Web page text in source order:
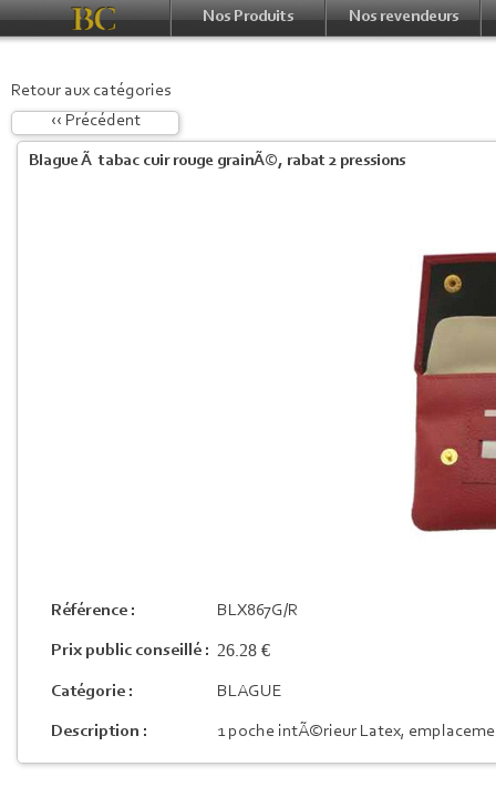
Nos Produits Nos revendeurs
Retour aux catégories
‹‹ Précédent
Blague Ã tabac cuir rouge grainÃ©, rabat 2 pressions
Référence : BLX867G/R
Prix public conseillé : 26.28 €
Catégorie : BLAGUE
Description : 1 poche intÃ©rieur Latex,